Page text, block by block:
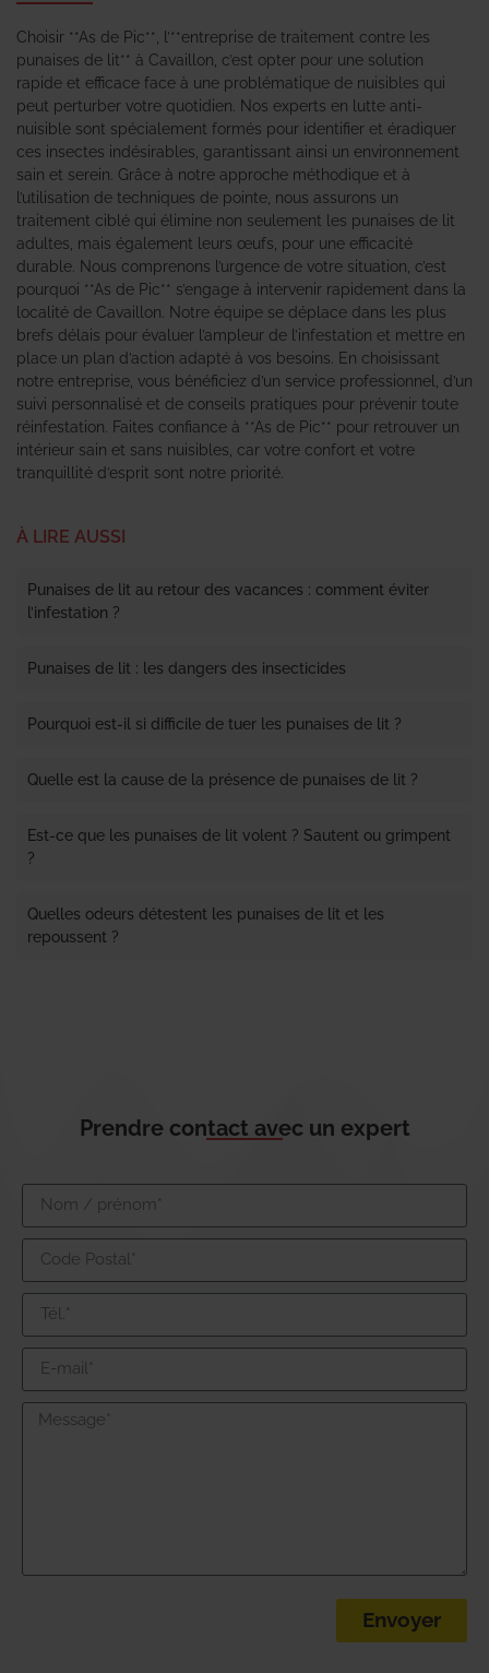
Choisir **As de Pic**, l’**entreprise de traitement contre les
punaises de lit** à Cavaillon, c’est opter pour une solution
rapide et efficace face à une problématique de nuisibles qui
peut perturber votre quotidien. Nos experts en lutte anti-
nuisible sont spécialement formés pour identifier et éradiquer
ces insectes indésirables, garantissant ainsi un environnement
sain et serein. Grâce à notre approche méthodique et à
l’utilisation de techniques de pointe, nous assurons un
traitement ciblé qui élimine non seulement les punaises de lit
adultes, mais également leurs œufs, pour une efficacité
durable. Nous comprenons l’urgence de votre situation, c’est
pourquoi **As de Pic** s’engage à intervenir rapidement dans la
localité de Cavaillon. Notre équipe se déplace dans les plus
brefs délais pour évaluer l’ampleur de l’infestation et mettre en
place un plan d’action adapté à vos besoins. En choisissant
notre entreprise, vous bénéficiez d’un service professionnel, d’un
suivi personnalisé et de conseils pratiques pour prévenir toute
réinfestation. Faites confiance à **As de Pic** pour retrouver un
intérieur sain et sans nuisibles, car votre confort et votre
tranquillité d’esprit sont notre priorité.
À LIRE AUSSI
Punaises de lit au retour des vacances : comment éviter
l’infestation ?
Punaises de lit : les dangers des insecticides
Pourquoi est-il si difficile de tuer les punaises de lit ?
Quelle est la cause de la présence de punaises de lit ?
Est-ce que les punaises de lit volent ? Sautent ou grimpent
?
Quelles odeurs détestent les punaises de lit et les
repoussent ?
Prendre contact avec un expert
Envoyer